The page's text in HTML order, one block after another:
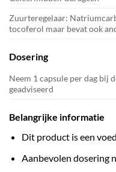
Zuurteregelaar:
tocoferol maar bevat ook
Dosering
Neem 1 capsule per dag bij
geadviseerd
Belangrijke informatie
Dit product is een
Aanbevolen dosering